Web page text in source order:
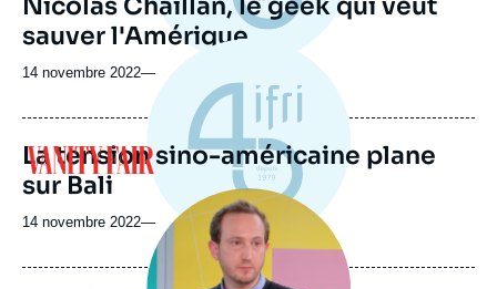
Nicolas Chaillan, le geek qui veut
sauver l'Amérique
14 novembre 2022—
Logo
La tension sino-américaine plane
sur Bali
14 novembre 2022—
Image
principale
médiatique